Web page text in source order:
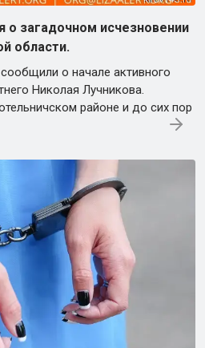
о загадочном исчезновении
области.
о начале активного
Николая Лучникова.
районе и до сих пор